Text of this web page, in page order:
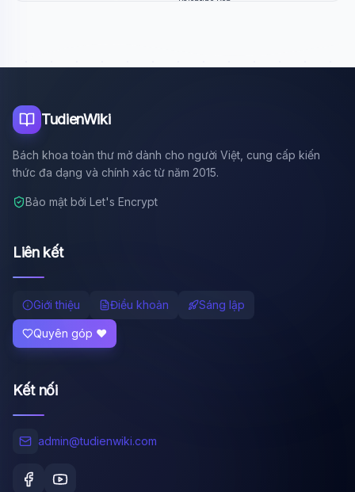
TudienWiki
Bách khoa toàn thư mở dành cho người Việt, cung cấp kiến
thức đa dạng và chính xác từ năm 2015.
Bảo mật bởi Let's Encrypt
Liên kết
Giới thiệu Điều khoản Sáng lập
Quyên góp ❤️
Kết nối
admin@tudienwiki.com